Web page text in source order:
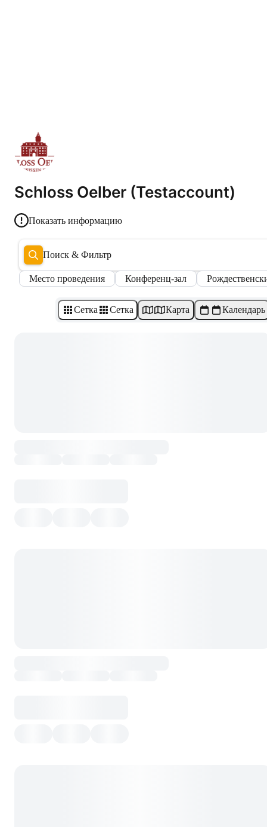
Schloss Oelber (Testaccount)
Показать информацию
Поиск & Фильтр
Место проведения Конференц-зал
Сетка Сетка Карта Календарь